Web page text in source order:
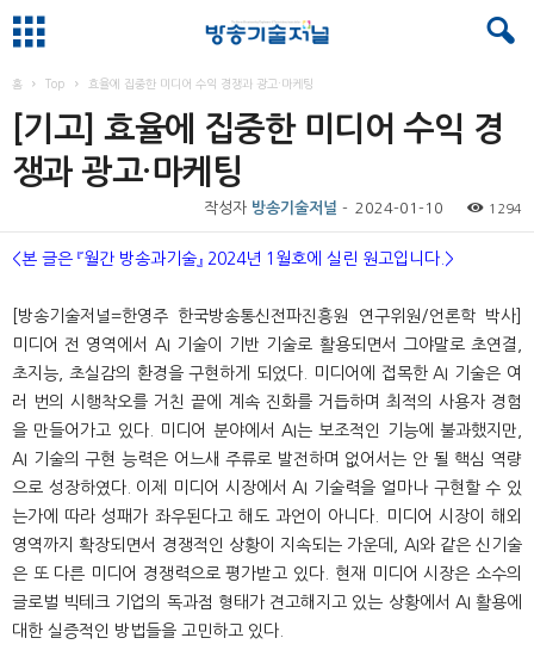
홈 Top 효율에 집중한 미디어 수익 경쟁과 광고·마케팅
[기고] 효율에 집중한 미디어 수익 경
쟁과 광고·마케팅
작성자 방송기술저널 - 2024-01-10 1294
<본 글은 『월간 방송과기술』 2024년 1월호에 실린 원고입니다.>
[방송기술저널=한영주 한국방송통신전파진흥원 연구위원/언론학 박사]
미디어 전 영역에서 AI 기술이 기반 기술로 활용되면서 그야말로 초연결,
초지능, 초실감의 환경을 구현하게 되었다. 미디어에 접목한 AI 기술은 여
러 번의 시행착오를 거친 끝에 계속 진화를 거듭하며 최적의 사용자 경험
을 만들어가고 있다. 미디어 분야에서 AI는 보조적인 기능에 불과했지만,
AI 기술의 구현 능력은 어느새 주류로 발전하며 없어서는 안 될 핵심 역량
으로 성장하였다. 이제 미디어 시장에서 AI 기술력을 얼마나 구현할 수 있
는가에 따라 성패가 좌우된다고 해도 과언이 아니다. 미디어 시장이 해외
영역까지 확장되면서 경쟁적인 상황이 지속되는 가운데, AI와 같은 신기술
은 또 다른 미디어 경쟁력으로 평가받고 있다. 현재 미디어 시장은 소수의
글로벌 빅테크 기업의 독과점 형태가 견고해지고 있는 상황에서 AI 활용에
대한 실증적인 방법들을 고민하고 있다.